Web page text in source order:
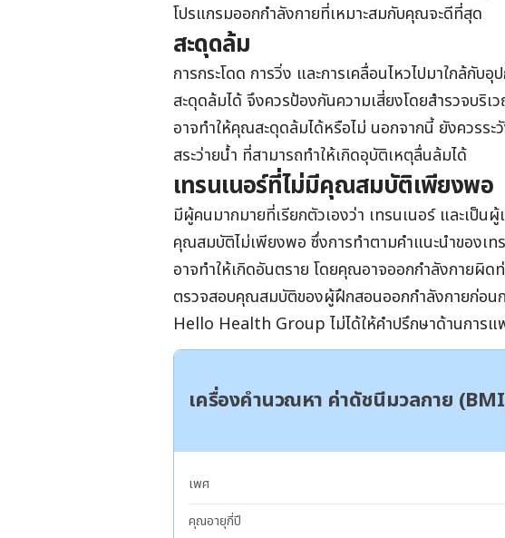
โปรแกรมออกกำลังกายที่เหมาะสมกับคุณจะดีที่สุด
สะดุดล้ม
การกระโดด การวิ่ง และการเคลื่อนไหวไปมาใกล้กับ
สะดุดล้มได้ จึงควรป้องกันความเสี่ยงโดยสำรวจบ
อาจทำให้คุณสะดุดล้มได้หรือไม่ นอกจากนี้ ยังควรร
สระว่ายน้ำ ที่สามารถทำให้เกิดอุบัติเหตุลื่นล้มได้
เทรนเนอร์ที่ไม่มีคุณสมบัติเพียงพอ
มีผู้คนมากมายที่เรียกตัวเองว่า เทรนเนอร์ และเป็
คุณสมบัติไม่เพียงพอ ซึ่งการทำตามคำแนะนำของเ
อาจทำให้เกิดอันตราย โดยคุณอาจออกกำลังกายผิด
ตรวจสอบคุณสมบัติของผู้ฝึกสอนออกกำลังกายก่อน
Hello Health Group ไม่ได้ให้คำปรึกษาด้านการ
เครื่องคำนวณหา ค่าดัชนีมวลกาย
เพศ
คุณอายุกี่ปี